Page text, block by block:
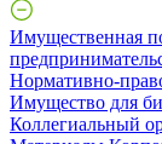
Имущественная
Нормативно-
Имущество для
Коллегиальный